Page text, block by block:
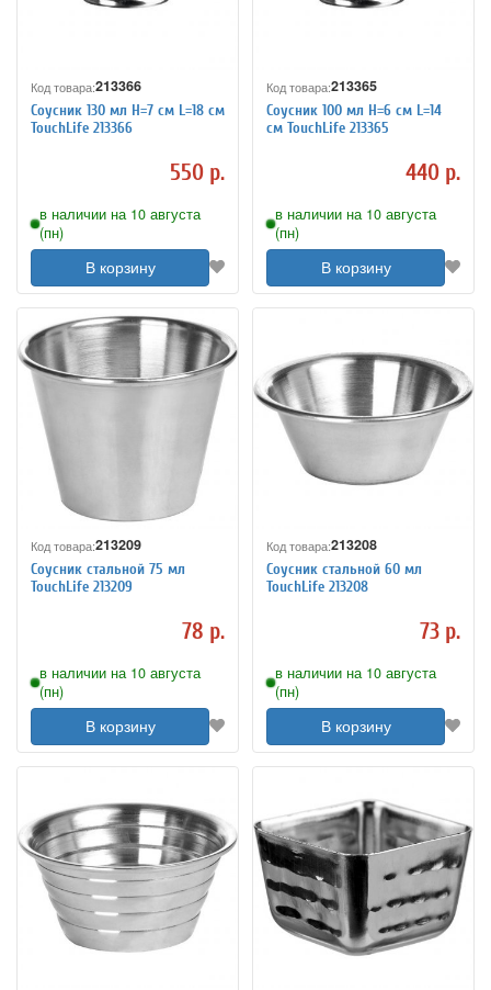
Код товара:213366
Соусник 130 мл H=7 см L=18 см
TouchLife 213366
550 р.
в наличии на 10 августа
(пн)
В корзину
Код товара:213365
Соусник 100 мл H=6 см L=14
см TouchLife 213365
440 р.
в наличии на 10 августа
(пн)
В корзину
Код товара:213209
Соусник стальной 75 мл
TouchLife 213209
78 р.
в наличии на 10 августа
(пн)
В корзину
Код товара:213208
Соусник стальной 60 мл
TouchLife 213208
73 р.
в наличии на 10 августа
(пн)
В корзину